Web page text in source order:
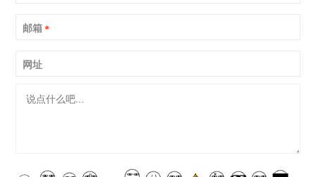
邮箱 *
网址